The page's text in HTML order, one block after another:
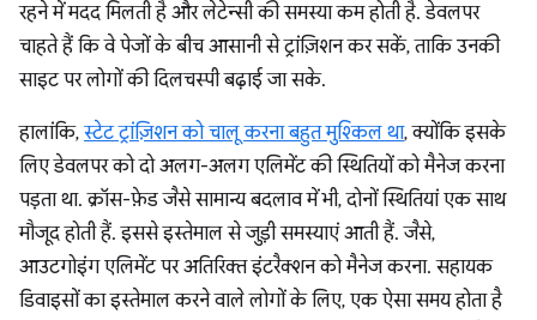
रहने में मदद मिलती है और लेटेन्सी की समस्या कम होती है. डेवलपर
चाहते हैं कि वे पेजों के बीच आसानी से ट्रांज़िशन कर सकें, ताकि उनकी
साइट पर लोगों की दिलचस्पी बढ़ाई जा सके.
हालांकि, स्टेट ट्रांज़िशन को चालू करना बहुत मुश्किल था, क्योंकि इसके
लिए डेवलपर को दो अलग-अलग एलिमेंट की स्थितियों को मैनेज करना
पड़ता था. क्रॉस-फ़ेड जैसे सामान्य बदलाव में भी, दोनों स्थितियां एक साथ
मौजूद होती हैं. इससे इस्तेमाल से जुड़ी समस्याएं आती हैं. जैसे,
आउटगोइंग एलिमेंट पर अतिरिक्त इंटरैक्शन को मैनेज करना. सहायक
डिवाइसों का इस्तेमाल करने वाले लोगों के लिए, एक ऐसा समय होता है